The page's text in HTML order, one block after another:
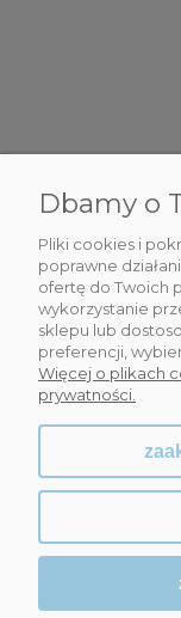
DLA CIEBIE
OBSŁUGA
Dbamy o
Pliki cookies i
poprawne
ofertę do Twoich
wykorzystanie
sklepu lub
preferencji,
Więcej o plikach
prywatności.